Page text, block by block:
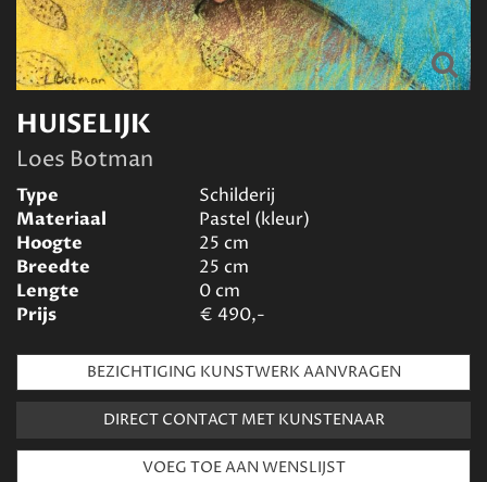
HUISELIJK
Loes Botman
Type
Schilderij
Materiaal
Pastel (kleur)
Hoogte
25 cm
Breedte
25 cm
Lengte
0cm
Prijs
€ 490,-
BEZICHTIGING KUNSTWERK AANVRAGEN
DIRECT CONTACT MET KUNSTENAAR